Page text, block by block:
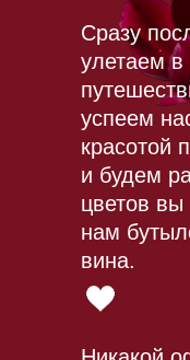
Сразу
улетаем в
успеем
красотой
и будем
цветов
нам
вина.